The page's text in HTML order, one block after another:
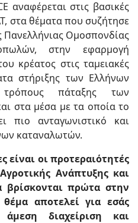
αναφέρεται στις βασικές
στα θέματα που συζήτησε
Πανελλήνιας Ομοσπονδίας
στην εφαρμογή
κρέατος στις ταμειακές
στήριξης των Ελλήνων
πάταξης των
στα μέσα με τα οποία το
πιο ανταγωνιστικό και
καταναλωτών.
είναι οι προτεραιότητές
Ανάπτυξης και
πρώτα στην
αποτελεί για εσάς
διαχείριση και